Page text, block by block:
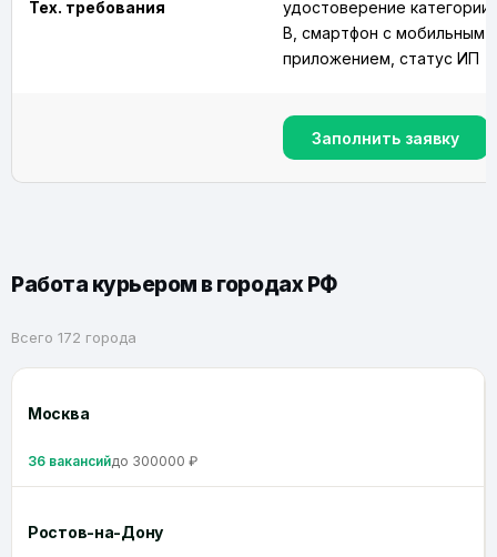
Тех. требования
удостоверение категории
B, смартфон с мобильным
приложением, статус ИП
Заполнить заявку
Работа курьером в городах РФ
Всего 172 города
Москва
36 вакансийдо 300000 ₽
Ростов-на-Дону